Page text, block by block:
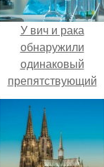
У вич и рака
обнаружили
одинаковый
препятствующий
лечению механизм.